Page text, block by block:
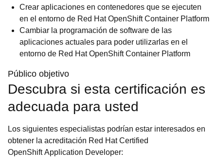
Crear aplicaciones en contenedores que se ejecuten
en el entorno de Red Hat OpenShift Container Platform
Cambiar la programación de software de las
aplicaciones actuales para poder utilizarlas en el
entorno de Red Hat OpenShift Container Platform
Público objetivo
Descubra si esta certificación es
adecuada para usted
Los siguientes especialistas podrían estar interesados en
obtener la acreditación Red Hat Certified
OpenShift Application Developer: